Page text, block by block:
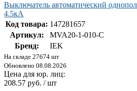
Выключатель автоматический
4.5кА
Код товара: 147281657
Артикул:
MVA20-1-010-C
Бренд:
IEK
На складе 27674 шт
Обновлено 08.08.2026
Цена для юр. лиц:
208.57 руб. / шт